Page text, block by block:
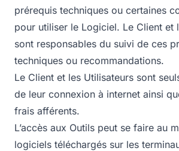
prérequis techniques ou certaines
pour utiliser le Logiciel. Le Client et
sont responsables du suivi de ces
techniques ou recommandations.
Le Client et les Utilisateurs sont
de leur connexion à internet ainsi
frais afférents.
L’accès aux Outils ​peut se faire au
logiciels téléchargés sur les